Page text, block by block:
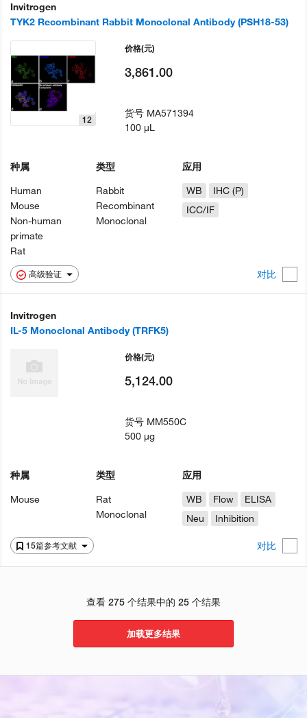
Invitrogen
TYK2 Recombinant Rabbit Monoclonal Antibody (PSH18-53)
高级验证 对比
12
种属
Human
Mouse
Non-human
primate
Rat
类型
Rabbit
Recombinant
Monoclonal
应用
WB
IHC (P)
ICC/IF
价格(元)
3,861.00
货号 MA571394
100 µL
Invitrogen
IL-5 Monoclonal Antibody (TRFK5)
15篇参考文献 对比
种属
Mouse
类型
Rat
Monoclonal
应用
WB
Flow
ELISA
Neu
Inhibition
价格(元)
5,124.00
货号 MM550C
500 µg
查看 275 个结果中的 25 个结果
加载更多结果